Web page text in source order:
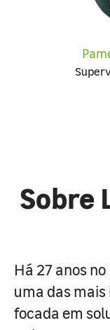
Sobre
Há 27 anos
uma das
focada em